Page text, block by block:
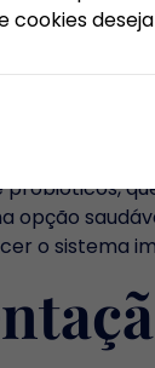
até
tornando
o sistema
cookies